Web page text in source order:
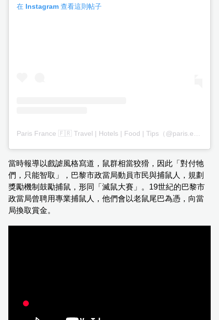
在 Instagram 查看這則帖子
當時報導以戲謔風格寫道，鼠群相當狡猾，因此「對付牠
們，只能智取」，巴黎市政當局動員市民與捕鼠人，規劃
獎勵機制鼓勵捕鼠，形同「滅鼠大賽」。19世紀的巴黎市
政當局曾聘用專業捕鼠人，他們會以老鼠尾巴為憑，向當
局換取賞金。